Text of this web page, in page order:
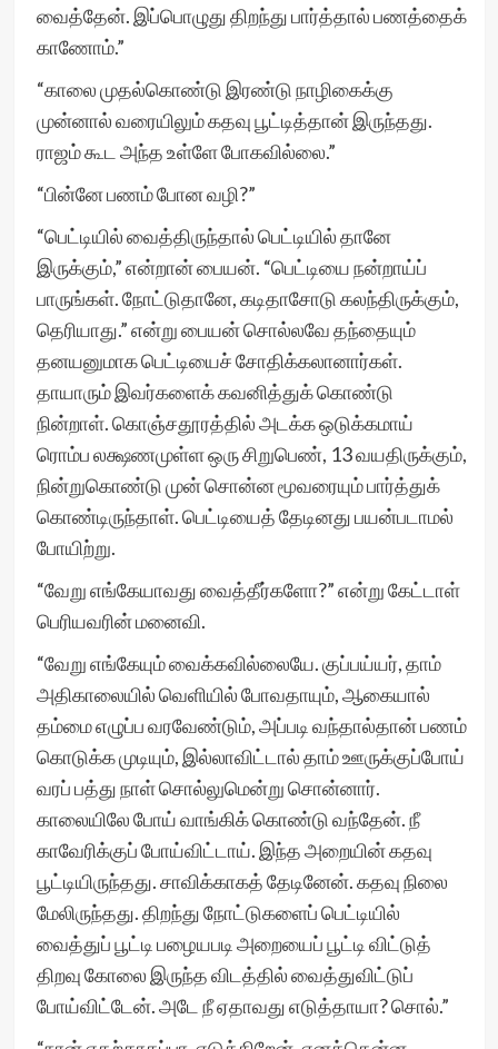
வைத்தேன். இப்பொழுது திறந்து பார்த்தால் பணத்தைக்
காணோம்.”
“காலை முதல்கொண்டு இரண்டு நாழிகைக்கு
முன்னால் வரையிலும் கதவு பூட்டித்தான் இருந்தது.
ராஜம் கூட அந்த உள்ளே போகவில்லை.”
“பின்னே பணம் போன வழி?”
“பெட்டியில் வைத்திருந்தால் பெட்டியில் தானே
இருக்கும்,” என்றான் பையன். “பெட்டியை நன்றாய்ப்
பாருங்கள். நோட்டுதானே, கடிதாசோடு கலந்திருக்கும்,
தெரியாது.” என்று பையன் சொல்லவே தந்தையும்
தனயனுமாக பெட்டியைச் சோதிக்கலானார்கள்.
தாயாரும் இவர்களைக் கவனித்துக் கொண்டு
நின்றாள். கொஞ்சதூரத்தில் அடக்க ஒடுக்கமாய்
ரொம்ப லக்ஷணமுள்ள ஒரு சிறுபெண், 13 வயதிருக்கும்,
நின்றுகொண்டு முன் சொன்ன மூவரையும் பார்த்துக்
கொண்டிருந்தாள். பெட்டியைத் தேடினது பயன்படாமல்
போயிற்று.
“வேறு எங்கேயாவது வைத்தீர்களோ?” என்று கேட்டாள்
பெரியவரின் மனைவி.
“வேறு எங்கேயும் வைக்கவில்லையே. குப்பய்யர், தாம்
அதிகாலையில் வெளியில் போவதாயும், ஆகையால்
தம்மை எழுப்ப வரவேண்டும், அப்படி வந்தால்தான் பணம்
கொடுக்க முடியும், இல்லாவிட்டால் தாம் ஊருக்குப்போய்
வரப் பத்து நாள் சொல்லுமென்று சொன்னார்.
காலையிலே போய் வாங்கிக் கொண்டு வந்தேன். நீ
காவேரிக்குப் போய்விட்டாய். இந்த அறையின் கதவு
பூட்டியிருந்தது. சாவிக்காகத் தேடினேன். கதவு நிலை
மேலிருந்தது. திறந்து நோட்டுகளைப் பெட்டியில்
வைத்துப் பூட்டி பழையபடி அறையைப் பூட்டி விட்டுத்
திறவு கோலை இருந்த விடத்தில் வைத்துவிட்டுப்
போய்விட்டேன். அடே நீ ஏதாவது எடுத்தாயா? சொல்.”